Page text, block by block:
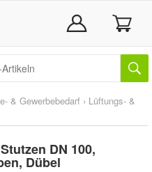
& Gewerbebedarf › Lüftungs- &
DN 100,
Dübel